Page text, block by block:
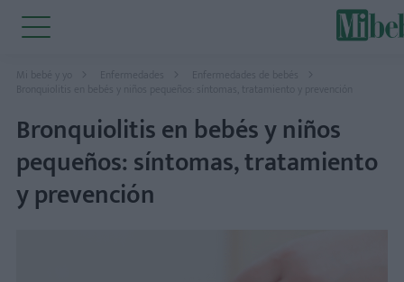
Mi bebé y yo Enfermedades
Enfermedades de bebés
Bronquiolitis en bebés y niños pequeños: síntomas, tratamiento y prevención
Bronquiolitis en bebés y niños
pequeños: síntomas, tratamiento
y prevención